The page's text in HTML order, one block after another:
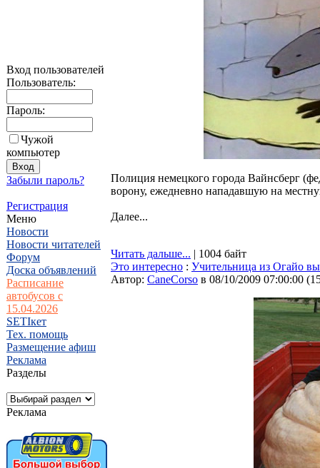
Вход пользователей
Пользователь:
Пароль:
Чужой
компьютер
Забыли пароль?
Регистрация
Меню
Новости
Новости читателей
Форум
Доска объявлений
Расписание
автобусов с
15.04.2026
SETIкет
Тех. помощь
Размещение афиш
Реклама
Разделы
Реклама
Полиция немецкого города Вайнсберг
ворону, ежедневно нападавшую на
Далее...
Читать дальше... | 1004 байт
Это интересно : Учительница из Огайо
Автор: CaneCorso в 08/10/2009 07:00:00 (